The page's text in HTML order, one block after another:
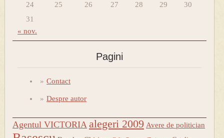
24
25 26 27 28 29
30
31
« nov.
Pagini
Contact
Despre autor
Agentul VICTORIA alegeri 2009 Avere de politician